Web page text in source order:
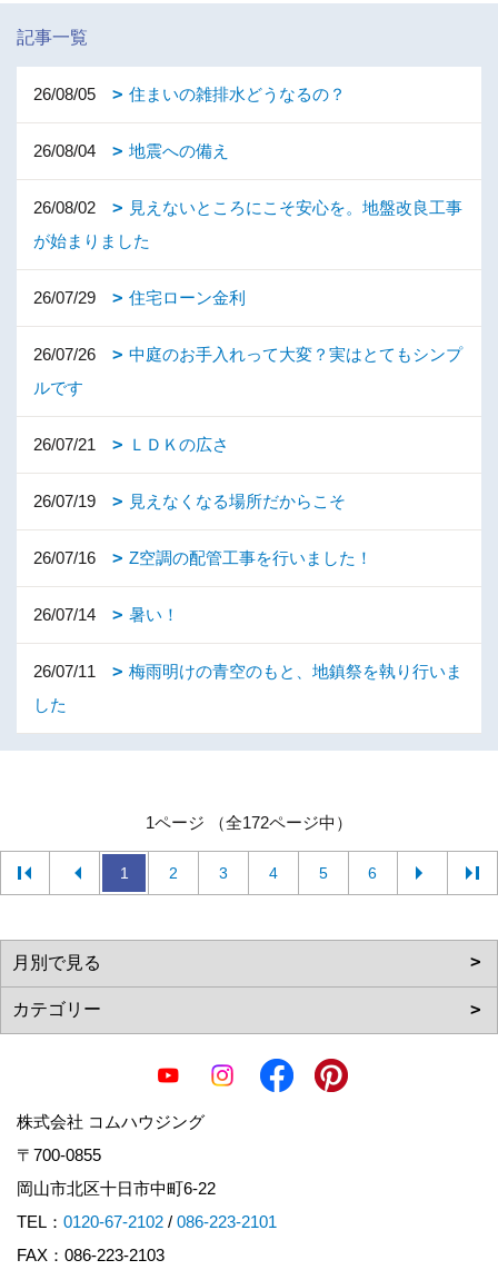
記事一覧
26/08/05 住まいの雑排水どうなるの？
26/08/04 地震への備え
26/08/02
見えないところにこそ安心を。地盤改良工事
が始まりました
26/07/29 住宅ローン金利
26/07/26
中庭のお手入れって大変？実はとてもシンプ
ルです
26/07/21 ＬＤＫの広さ
26/07/19 見えなくなる場所だからこそ
26/07/16 Z空調の配管工事を行いました！
26/07/14 暑い！
26/07/11
梅雨明けの青空のもと、地鎮祭を執り行いま
した
1ページ （全172ページ中）
1 2 3 4 5 6
株式会社 コムハウジング
〒700-0855
岡山市北区十日市中町6-22
TEL： 0120-67-2102 / 086-223-2101
FAX：086-223-2103